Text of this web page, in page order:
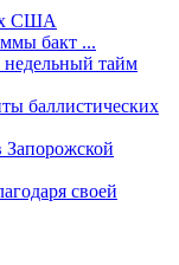
США
бакт ...
тайм
баллистических
своей